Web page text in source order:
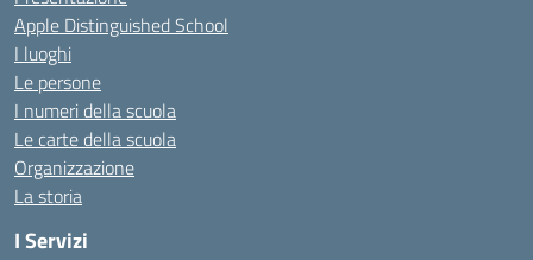
Apple Distinguished School
I luoghi
Le persone
I numeri della scuola
Le carte della scuola
Organizzazione
La storia
I Servizi